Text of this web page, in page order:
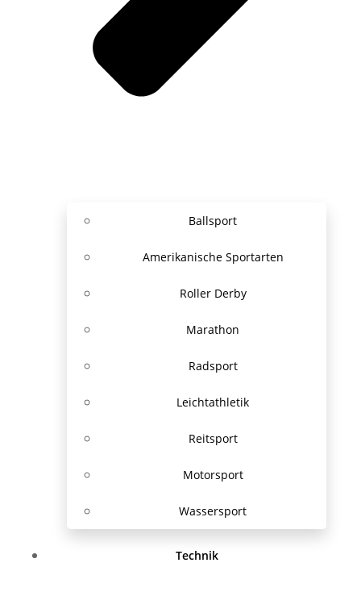
Ballsport
Amerikanische Sportarten
Roller Derby
Marathon
Radsport
Leichtathletik
Reitsport
Motorsport
Wassersport
Technik